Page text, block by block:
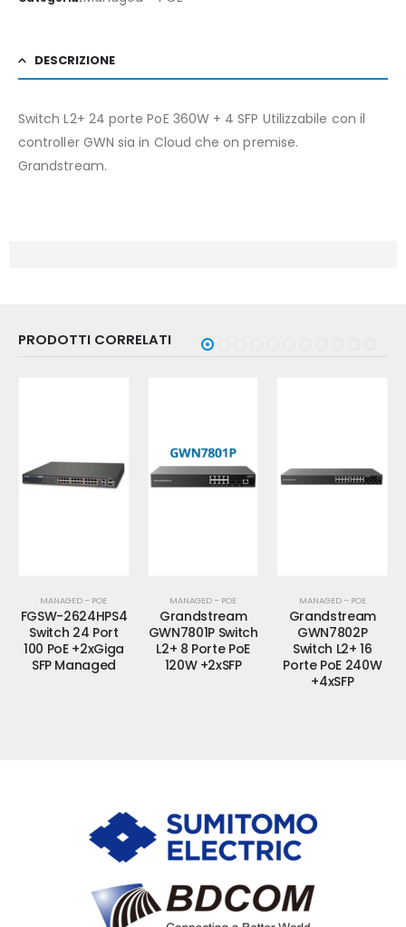
DESCRIZIONE
Switch L2+ 24 porte PoE 360W + 4 SFP Utilizzabile con il
controller GWN sia in Cloud che on premise.
Grandstream.
PRODOTTI CORRELATI
MANAGED – POE
FGSW-2624HPS4
Switch 24 Port
100 PoE +2xGiga
SFP Managed
MANAGED – POE
Grandstream
GWN7801P Switch
L2+ 8 Porte PoE
120W +2xSFP
MANAGED – POE
Grandstream
GWN7802P
Switch L2+ 16
Porte PoE 240W
+4xSFP